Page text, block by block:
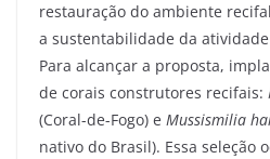
restauração do ambiente
a sustentabilidade da
Para alcançar a proposta,
de corais construtores recifais:
(Coral-de-Fogo) e Mussismilia
nativo do Brasil). Essa seleção